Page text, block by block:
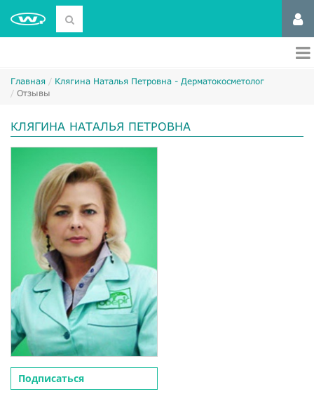
Главная
Клягина Наталья Петровна - Дерматокосметолог
Отзывы
КЛЯГИНА НАТАЛЬЯ ПЕТРОВНА
Подписаться